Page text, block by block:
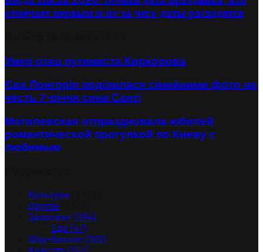
отмечает первым и из-за чего даты расходятся
Умер отец путиниста Киркорова
Єва Лонгорія поділилася сімейними фото на
честь 7-річчя сина Санті
Могилевская отпраздновала юбилей
романтической прогулкой по Киеву с
любимым
Культура
Другое
Здоровье (394)
Еда (47)
Шоу-бизнес (303)